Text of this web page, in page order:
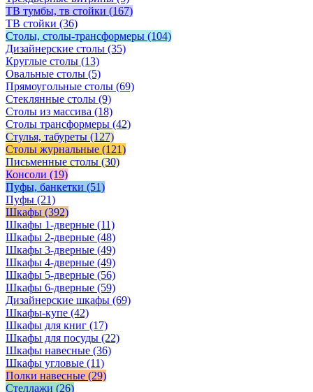
ТВ тумбы, тв стойки (167)
ТВ стойки (36)
Столы, столы-трансформеры (104)
Дизайнерские столы (35)
Круглые столы (13)
Овальные столы (5)
Прямоугольные столы (69)
Стеклянные столы (9)
Столы из массива (18)
Столы трансформеры (42)
Стулья, табуреты (127)
Столы журнальные (121)
Письменные столы (30)
Консоли (19)
Пуфы, банкетки (51)
Пуфы (21)
Шкафы (392)
Шкафы 1-дверные (11)
Шкафы 2-дверные (48)
Шкафы 3-дверные (49)
Шкафы 4-дверные (49)
Шкафы 5-дверные (56)
Шкафы 6-дверные (59)
Дизайнерские шкафы (69)
Шкафы-купе (42)
Шкафы для книг (17)
Шкафы для посуды (22)
Шкафы навесные (36)
Шкафы угловые (11)
Полки навесные (29)
Стеллажи (26)